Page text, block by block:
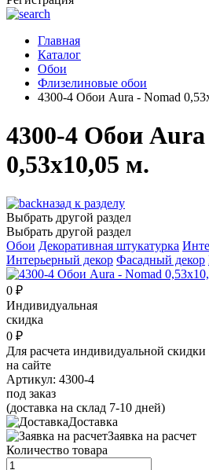
Главная
Каталог
Обои
Флизелиновые обои
4300-4 Обои Aura - Nomad
4300-4 Обои
0,53х10,05 м.
назад к разделу
Выбрать другой раздел
Выбрать другой раздел
Обои Декоративная штукатурка
Интерьерный декор Фасадный декор
0 ₽
Индивидуальная
скидка
0 ₽
Для расчета индивидуальной скидки
на сайте
Артикул: 4300-4
под заказ
(доставка на склад 7-10 дней)
Доставка
Заявка на расчет
Количество товара